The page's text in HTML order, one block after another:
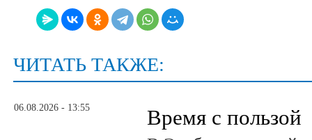
ЧИТАТЬ ТАКЖЕ:
06.08.2026 - 13:55 Время с пользой